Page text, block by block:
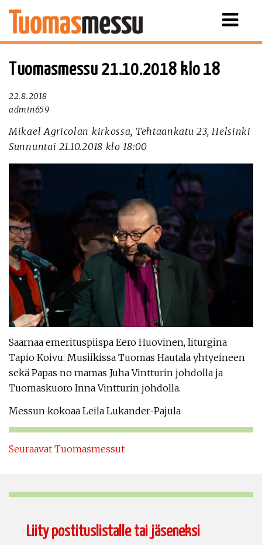
Näytä
Tuomasmessu 21.10.2018 klo 18
22.8.2018
admin659
Mikael Agricolan kirkossa, Tehtaankatu 23, Helsinki
Sunnuntai 21.10.2018 klo 18:00
Saarnaa emerituspiispa Eero Huovinen, liturgina
Tapio Koivu. Musiikissa Tuomas Hautala yhtyeineen
sekä Papas no mamas Juha Vintturin johdolla ja
Tuomaskuoro Inna Vintturin johdolla.
Messun kokoaa Leila Lukander-Pajula
Seuraavat Tuomasmessut
Liity postituslistalle tai jäseneksi